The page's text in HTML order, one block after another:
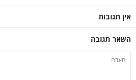
אין תגובות
השאר תגובה